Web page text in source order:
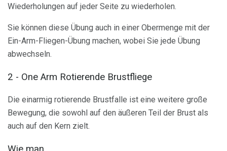
Wiederholungen auf jeder Seite zu wiederholen.
Sie können diese Übung auch in einer Obermenge mit der
Ein-Arm-Fliegen-Übung machen, wobei Sie jede Übung
abwechseln.
2 - One Arm Rotierende Brustfliege
Die einarmig rotierende Brustfalle ist eine weitere große
Bewegung, die sowohl auf den äußeren Teil der Brust als
auch auf den Kern zielt.
Wie man